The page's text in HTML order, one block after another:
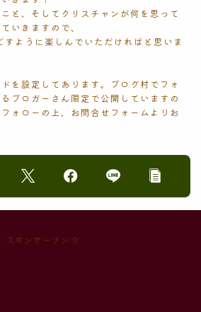
と、そしてクリスチャンが何を思って
いきますので、
ように楽しんでいただければと思いま
を設定してあります。ブログ村でフォ
ブロガーさん限定で公開していますの
ォローの上、お問合せフォームよりお
スポンサーリンク